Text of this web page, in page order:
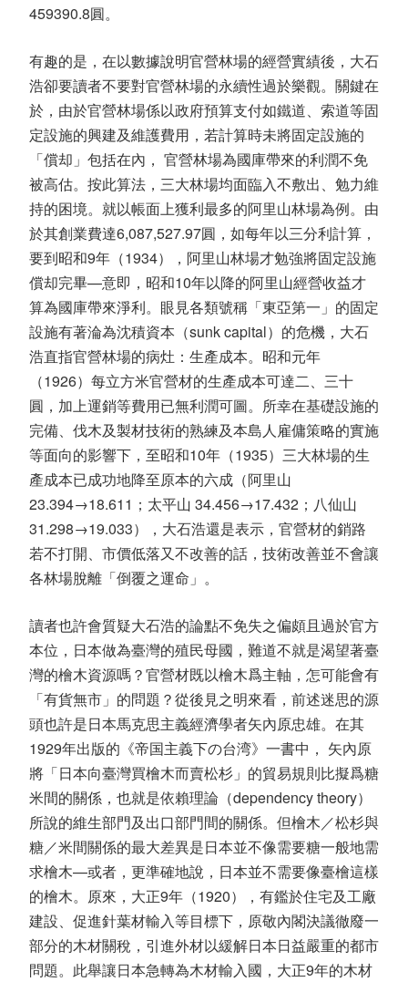
459390.8圓。
有趣的是，在以數據說明官營林場的經營實績後，大石
浩卻要讀者不要對官營林場的永續性過於樂觀。關鍵在
於，由於官營林場係以政府預算支付如鐵道、索道等固
定設施的興建及維護費用，若計算時未將固定設施的
「償却」包括在內， 官營林場為國庫帶來的利潤不免
被高估。按此算法，三大林場均面臨入不敷出、勉力維
持的困境。就以帳面上獲利最多的阿里山林場為例。由
於其創業費達6,087,527.97圓，如每年以三分利計算，
要到昭和9年（1934），阿里山林場才勉強將固定設施
償却完畢—意即，昭和10年以降的阿里山經營收益才
算為國庫帶來淨利。眼見各類號稱「東亞第一」的固定
設施有著淪為沈積資本（sunk capital）的危機，大石
浩直指官營林場的病灶：生產成本。昭和元年
（1926）每立方米官營材的生產成本可達二、三十
圓，加上運銷等費用已無利潤可圖。所幸在基礎設施的
完備、伐木及製材技術的熟練及本島人雇傭策略的實施
等面向的影響下，至昭和10年（1935）三大林場的生
產成本已成功地降至原本的六成（阿里山
23.394→18.611；太平山 34.456→17.432；八仙山
31.298→19.033），大石浩還是表示，官營材的銷路
若不打開、市價低落又不改善的話，技術改善並不會讓
各林場脫離「倒覆之運命」。
讀者也許會質疑大石浩的論點不免失之偏頗且過於官方
本位，日本做為臺灣的殖民母國，難道不就是渴望著臺
灣的檜木資源嗎？官營材既以檜木爲主軸，怎可能會有
「有貨無市」的問題？從後見之明來看，前述迷思的源
頭也許是日本馬克思主義經濟學者矢內原忠雄。在其
1929年出版的《帝国主義下の台湾》一書中， 矢內原
將「日本向臺灣買檜木而賣松杉」的貿易規則比擬爲糖
米間的關係，也就是依賴理論（dependency theory）
所說的維生部門及出口部門間的關係。但檜木／松杉與
糖／米間關係的最大差異是日本並不像需要糖一般地需
求檜木—或者，更準確地說，日本並不需要像臺檜這樣
的檜木。原來，大正9年（1920），有鑑於住宅及工廠
建設、促進針葉材輸入等目標下，原敬內閣決議徹廢一
部分的木材關稅，引進外材以緩解日本日益嚴重的都市
問題。此舉讓日本急轉為木材輸入國，大正9年的木材